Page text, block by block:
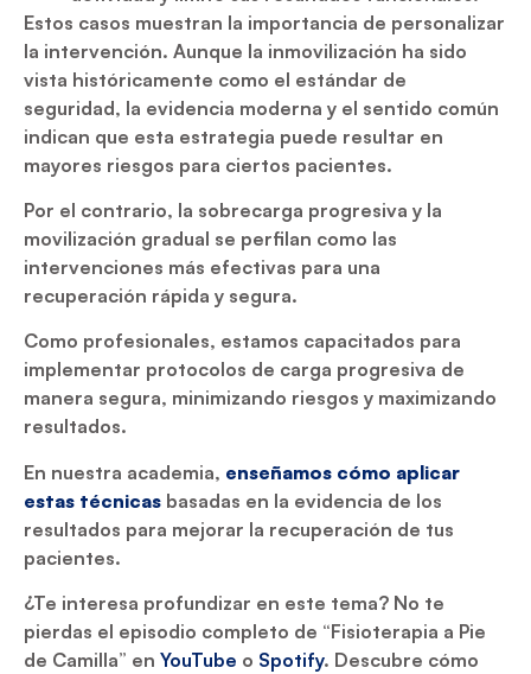
Estos casos muestran la importancia de personalizar
la intervención. Aunque la inmovilización ha sido
vista históricamente como el estándar de
seguridad, la evidencia moderna y el sentido común
indican que esta estrategia puede resultar en
mayores riesgos para ciertos pacientes.
Por el contrario, la sobrecarga progresiva y la
movilización gradual se perfilan como las
intervenciones más efectivas para una
recuperación rápida y segura.
Como profesionales, estamos capacitados para
implementar protocolos de carga progresiva de
manera segura, minimizando riesgos y maximizando
resultados.
En nuestra academia, enseñamos cómo aplicar
estas técnicas basadas en la evidencia de los
resultados para mejorar la recuperación de tus
pacientes.
¿Te interesa profundizar en este tema? No te
pierdas el episodio completo de “Fisioterapia a Pie
de Camilla” en YouTube o Spotify. Descubre cómo